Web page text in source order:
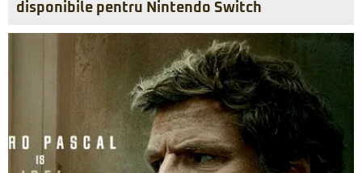
disponibile pentru Nintendo Switch